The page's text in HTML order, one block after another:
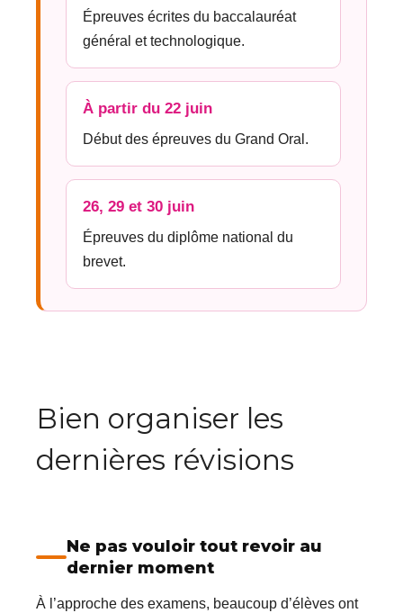
Épreuves écrites du baccalauréat
général et technologique.
À partir du 22 juin
Début des épreuves du Grand Oral.
26, 29 et 30 juin
Épreuves du diplôme national du
brevet.
Bien organiser les
dernières révisions
Ne pas vouloir tout revoir au
dernier moment
À l’approche des examens, beaucoup d’élèves ont